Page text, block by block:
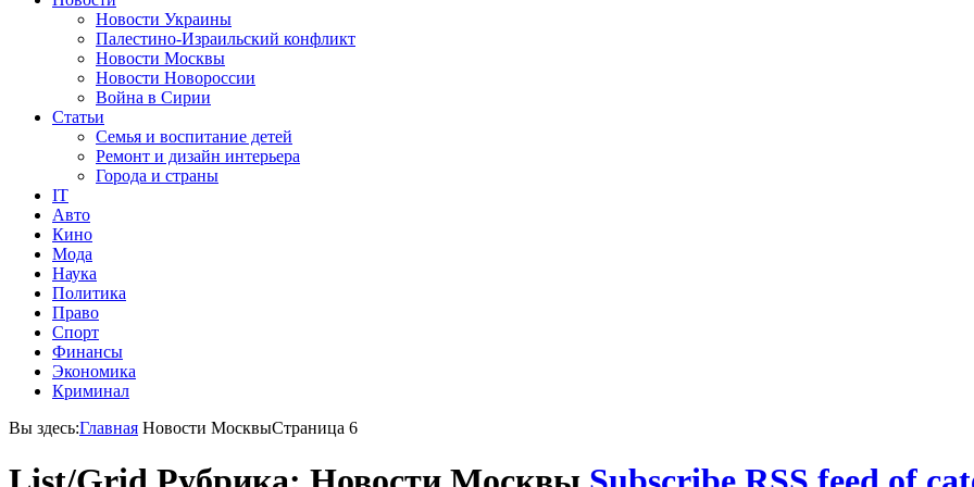
Новости Украины
Палестино-Израильский конфликт
Новости Москвы
Новости Новороссии
Война в Сирии
Статьи
Семья и воспитание детей
Ремонт и дизайн интерьера
Города и страны
IT
Авто
Кино
Мода
Наука
Политика
Право
Спорт
Финансы
Экономика
Криминал
Вы здесь:Главная Новости МосквыСтраница 6